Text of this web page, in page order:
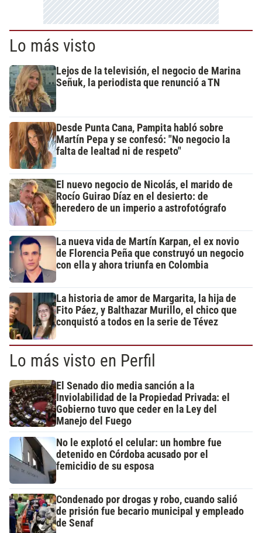
Lo más visto
Lejos de la televisión, el negocio de Marina
Señuk, la periodista que renunció a TN
Desde Punta Cana, Pampita habló sobre
Martín Pepa y se confesó: "No negocio la
falta de lealtad ni de respeto"
El nuevo negocio de Nicolás, el marido de
Rocío Guirao Díaz en el desierto: de
heredero de un imperio a astrofotógrafo
La nueva vida de Martín Karpan, el ex novio
de Florencia Peña que construyó un negocio
con ella y ahora triunfa en Colombia
La historia de amor de Margarita, la hija de
Fito Páez, y Balthazar Murillo, el chico que
conquistó a todos en la serie de Tévez
Lo más visto en Perfil
El Senado dio media sanción a la
Inviolabilidad de la Propiedad Privada: el
Gobierno tuvo que ceder en la Ley del
Manejo del Fuego
No le explotó el celular: un hombre fue
detenido en Córdoba acusado por el
femicidio de su esposa
Condenado por drogas y robo, cuando salió
de prisión fue becario municipal y empleado
de Senaf